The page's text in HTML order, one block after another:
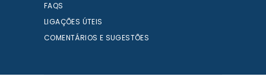
FAQS
LIGAÇÕES ÚTEIS
COMENTÁRIOS E SUGESTÕES